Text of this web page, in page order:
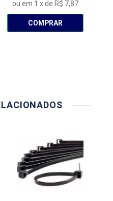
ou em 1 x de R$ 7,87
COMPRAR